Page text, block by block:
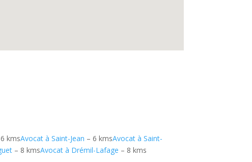
kmsAvocat à Saint-Jean – 6 kmsAvocat à Saint-
– 8 kmsAvocat à Drémil-Lafage – 8 kms